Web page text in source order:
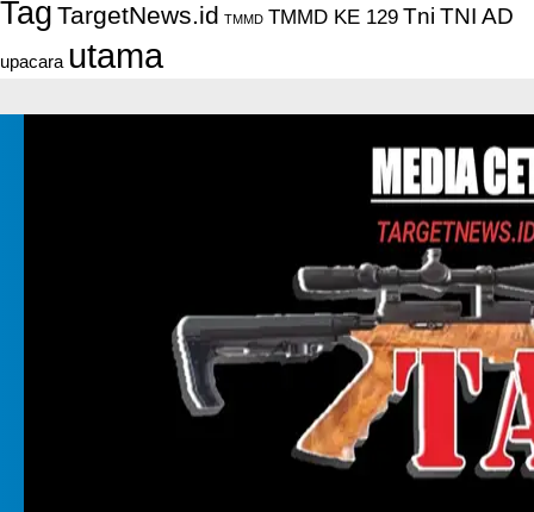
Tag TargetNews.id TMMD TMMD KE 129 Tni TNI AD
upacara utama